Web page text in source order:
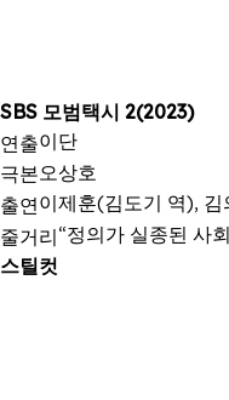
SBS 모범택시 2(2023)
연출이단
극본오상호
출연이제훈(김도기 역),
줄거리“정의가 실종된 사
스틸컷